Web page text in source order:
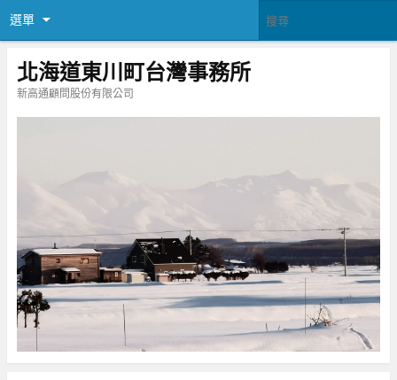
選單
北海道東川町台灣事務所
新高通顧問股份有限公司